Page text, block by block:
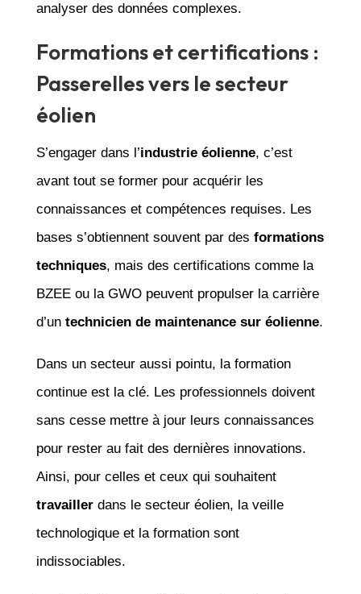
analyser des données complexes.
Formations et certifications :
Passerelles vers le secteur
éolien
S’engager dans l’industrie éolienne, c’est
avant tout se former pour acquérir les
connaissances et compétences requises. Les
bases s’obtiennent souvent par des formations
techniques, mais des certifications comme la
BZEE ou la GWO peuvent propulser la carrière
d’un technicien de maintenance sur éolienne.
Dans un secteur aussi pointu, la formation
continue est la clé. Les professionnels doivent
sans cesse mettre à jour leurs connaissances
pour rester au fait des dernières innovations.
Ainsi, pour celles et ceux qui souhaitent
travaillerdans le secteur éolien, la veille
technologique et la formation sont
indissociables.